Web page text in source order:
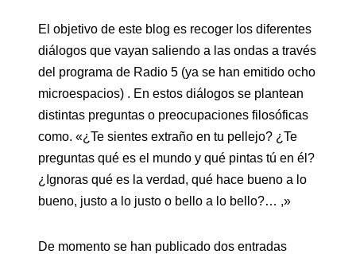
El objetivo de este blog es recoger los diferentes
diálogos que vayan saliendo a las ondas a través
del programa de Radio 5 (ya se han emitido ocho
microespacios) . En estos diálogos se plantean
distintas preguntas o preocupaciones filosóficas
como. «¿Te sientes extraño en tu pellejo? ¿Te
preguntas qué es el mundo y qué pintas tú en él?
¿Ignoras qué es la verdad, qué hace bueno a lo
bueno, justo a lo justo o bello a lo bello?… ,»
De momento se han publicado dos entradas